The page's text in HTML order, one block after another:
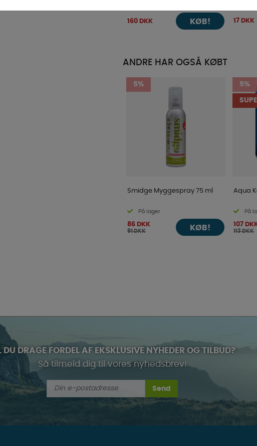
160 DKK KØB!
På
17 DKK
ANDRE HAR OGSÅ KØBT
5%
Smidge Myggespray 75 ml
På lager
86 DKK
91 DKK KØB!
5%
Aqua
På
107
113 DKK
DU DRAGE FORDEL AF EKSKLUSIVE NYHEDER OG TILBUD?
Så tilmeld dig til vores nyhedsbrev!
Send